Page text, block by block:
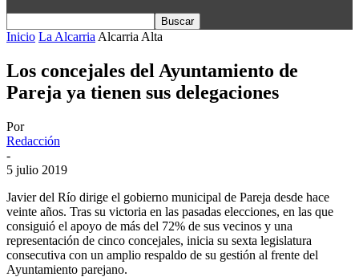
Inicio La Alcarria Alcarria Alta
Los concejales del Ayuntamiento de
Pareja ya tienen sus delegaciones
Por
Redacción
-
5 julio 2019
Javier del Río dirige el gobierno municipal de Pareja desde hace
veinte años. Tras su victoria en las pasadas elecciones, en las que
consiguió el apoyo de más del 72% de sus vecinos y una
representación de cinco concejales, inicia su sexta legislatura
consecutiva con un amplio respaldo de su gestión al frente del
Ayuntamiento parejano.